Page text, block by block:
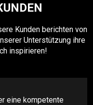
Kunden berichten von
Unterstützung ihre
inspirieren!
eine kompetente